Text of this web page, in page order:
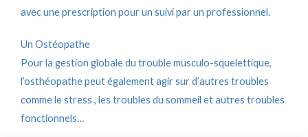
avec une prescription pour un suivi par un professionnel.​
Un Ostéopathe​
Pour la gestion globale du trouble musculo-squelettique,
l’osthéopathe peut également agir sur d’autres troubles
comme le stress , les troubles du sommeil et autres troubles
fonctionnels…​